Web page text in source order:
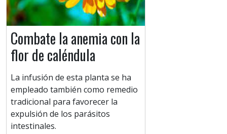
Combate la anemia con la
flor de caléndula
La infusión de esta planta se ha
empleado también como remedio
tradicional para favorecer la
expulsión de los parásitos
intestinales.